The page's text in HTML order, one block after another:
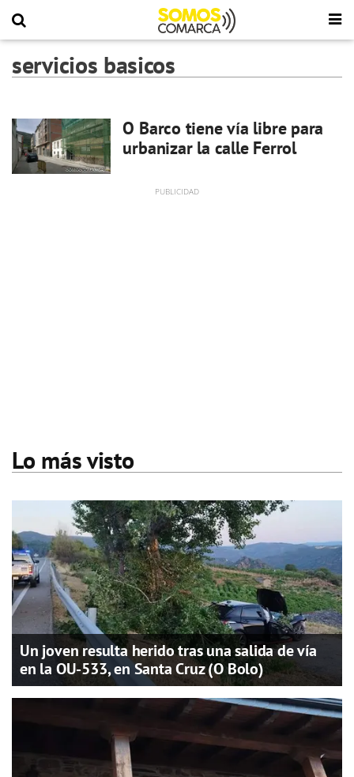
servicios basicos
O Barco tiene vía libre para
urbanizar la calle Ferrol
Lo más visto
Un joven resulta herido tras una salida de vía
en la OU-533, en Santa Cruz (O Bolo)